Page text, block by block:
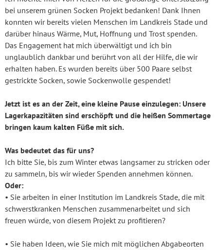
bei unserem grünen Socken Projekt bedanken! Dank Ihnen
konnten wir bereits vielen Menschen im Landkreis Stade und
darüber hinaus Wärme, Mut, Hoffnung und Trost spenden.
Das Engagement hat mich überwältigt und ich bin
unglaublich dankbar und berührt von all der Hilfe, die wir
erhalten haben. Es wurden bereits über 500 Paare selbst
gestrickte Socken, sowie Sockenwolle gespendet!
Jetzt ist es an der Zeit, eine kleine Pause einzulegen: Unsere
Lagerkapazitäten sind erschöpft und die heißen Sommertage
bringen kaum kalten Füße mit sich.
Was bedeutet das für uns?
Ich bitte Sie, bis zum Winter etwas langsamer zu stricken oder
zu sammeln, bis wir wieder Spenden annehmen können.
Oder:
• Sie arbeiten in einer Institution im Landkreis Stade, die mit
schwerstkranken Menschen zusammenarbeitet und sich
freuen würde, von diesem Projekt zu profitieren?
• Sie haben Ideen, wie Sie mich mit möglichen Abgabeorten